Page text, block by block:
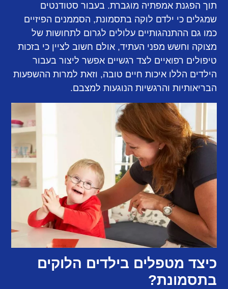
תוך הפגנת אמפתיה מוגברת. בעבור סטודנטים
שמגלים כי ילדם לוקה בתסמונת, הסממנים הפיזיים
כמו גם ההתנהגותיים עלולים לגרום לתחושות של
מצוקה וחשש מפני העתיד, אולם חשוב לציין כי בזכות
טיפולים רפואיים לצד רגשיים אפשר ליצור בעבור
הילדים הללו איכות חיים טובה, וזאת למרות ההשפעות
הבריאותיות והרגשיות הנוגעות למצבם.
כיצד מטפלים בילדים הלוקים
בתסמונת?